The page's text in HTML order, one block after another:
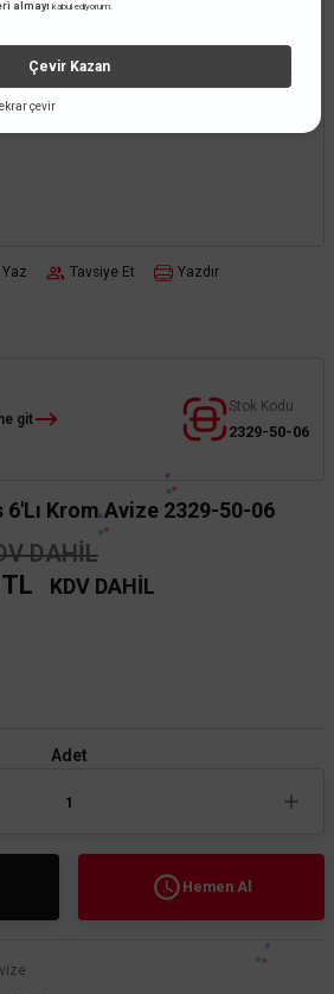
Tavsiye Et Yazdır
git
Stok Kodu
2329-50-06
Krom Avize 2329-50-06
DAHİL
KDV DAHİL
Adet
Hemen Al
almayı kabul ediyorum.
Çevir Kazan
çevir